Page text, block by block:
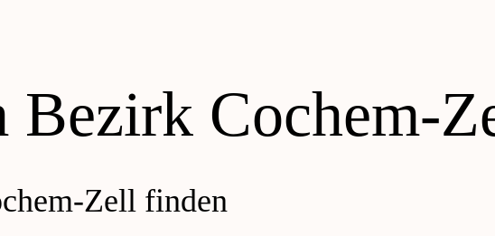
Bezirk Cochem-
Zell finden